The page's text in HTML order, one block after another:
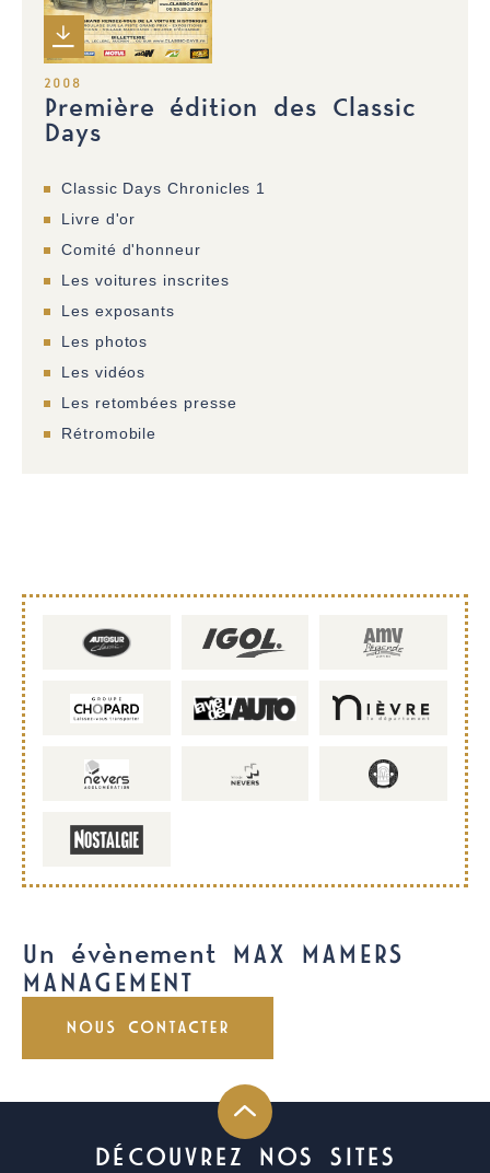
2008
Première édition des Classic
Days
Classic Days Chronicles 1
Livre d'or
Comité d'honneur
Les voitures inscrites
Les exposants
Les photos
Les vidéos
Les retombées presse
Rétromobile
Un évènement MAX MAMERS
MANAGEMENT
NOUS CONTACTER
DÉCOUVREZ NOS SITES